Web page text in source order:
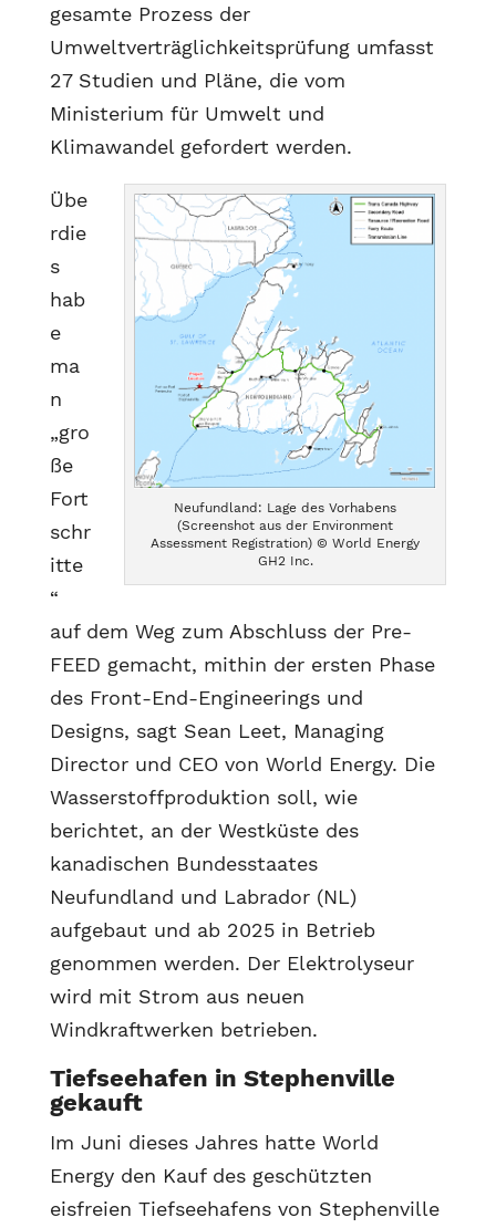
gesamte Prozess der
Umweltverträglichkeitsprüfung umfasst
27 Studien und Pläne, die vom
Ministerium für Umwelt und
Klimawandel gefordert werden.
Neufundland: Lage des Vorhabens
(Screenshot aus der Environment
Assessment Registration) © World Energy
GH2 Inc.
Übe
rdie
s
hab
e
ma
n
„gro
ße
Fort
schr
itte
“
auf dem Weg zum Abschluss der Pre-
FEED gemacht, mithin der ersten Phase
des Front-End-Engineerings und
Designs, sagt Sean Leet, Managing
Director und CEO von World Energy. Die
Wasserstoffproduktion soll, wie
berichtet, an der Westküste des
kanadischen Bundesstaates
Neufundland und Labrador (NL)
aufgebaut und ab 2025 in Betrieb
genommen werden. Der Elektrolyseur
wird mit Strom aus neuen
Windkraftwerken betrieben.
Tiefseehafen in Stephenville
gekauft
Im Juni dieses Jahres hatte World
Energy den Kauf des geschützten
eisfreien Tiefseehafens von Stephenville